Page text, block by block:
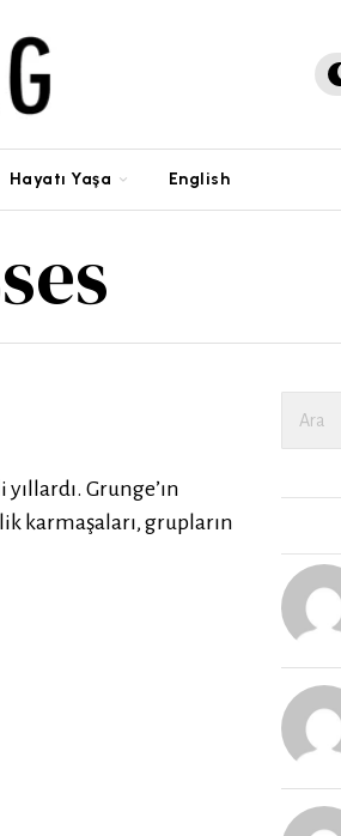
Hayatı Yaşa English
Grunge’ın
karmaşaları, grupların